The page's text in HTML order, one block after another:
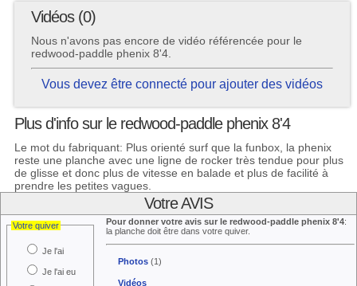
Vidéos (0)
Nous n'avons pas encore de vidéo référencée pour le
redwood-paddle phenix 8'4.
Vous devez être connecté pour ajouter des vidéos
Plus d'info sur le redwood-paddle phenix 8'4
Le mot du fabriquant: Plus orienté surf que la funbox, la phenix
reste une planche avec une ligne de rocker très tendue pour plus
de glisse et donc plus de vitesse en balade et plus de facilité à
prendre les petites vagues.
Votre AVIS
Votre quiver
Je l'ai
Je l'ai eu
Pour donner votre avis sur le redwood-paddle phenix 8'4:
la planche doit être dans votre quiver.
Photos (1)
Vidéos